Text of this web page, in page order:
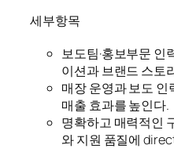
세부항목
보도팀·홍보부문 인
이션과 브랜드 스토
매장 운영과 보도
매출 효과를 높인다.
명확하고 매력적인
와 지원 품질에